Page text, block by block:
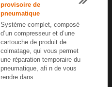
provisoire de
pneumatique
Système complet, composé
d’un compresseur et d’une
cartouche de produit de
colmatage, qui vous permet
une réparation temporaire du
pneumatique, afi n de vous
rendre dans ...